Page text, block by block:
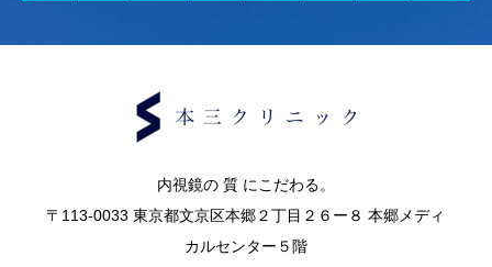
内視鏡の 質 にこだわる。
〒113-0033 東京都文京区本郷２丁目２６ー８ 本郷メディ
カルセンター５階